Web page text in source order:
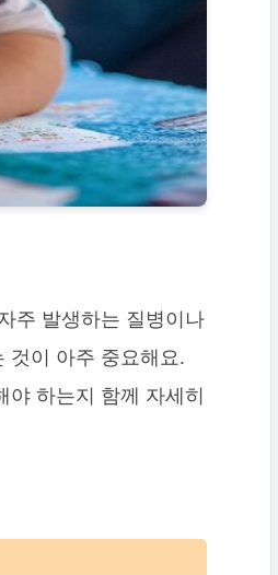
주 발생하는 질병이나
것이 아주 중요해요.
야 하는지 함께 자세히